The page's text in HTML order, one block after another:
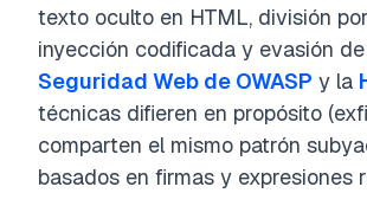
texto oculto en HTML, división
inyección codificada y evasión
Seguridad Web de OWASP y la
técnicas difieren en propósito
comparten el mismo patrón
basados en firmas y expresiones